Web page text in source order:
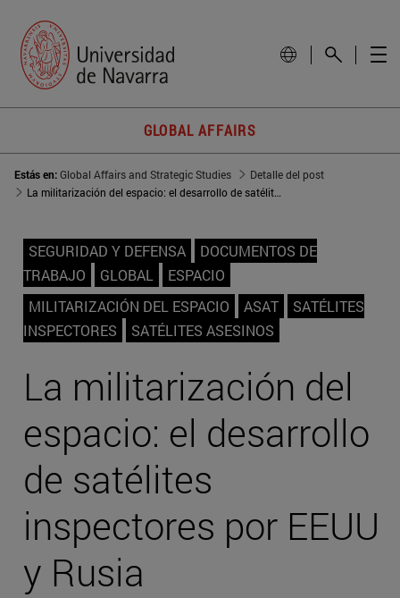
GLOBAL AFFAIRS
Estás en:Global Affairs and Strategic Studies
Detalle del post
La militarización del espacio: el desarrollo de satélites inspectores por EEUU y Rusia
SEGURIDAD Y DEFENSA
DOCUMENTOS DE
TRABAJO
GLOBAL
ESPACIO
MILITARIZACIÓN DEL ESPACIO
ASAT
SATÉLITES
INSPECTORES
SATÉLITES ASESINOS
La militarización del
espacio: el desarrollo
de satélites
inspectores por EEUU
y Rusia